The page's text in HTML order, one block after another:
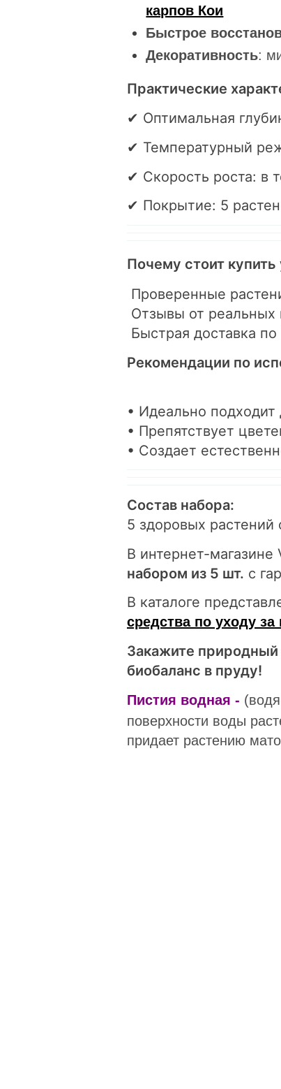
карпов Кои
Быстрое
Декоративность:
Практические
✔ Оптимальная
✔ Температурный
✔ Скорость роста: в
✔ Покрытие: 5
Почему стоит купить
Проверенные
Отзывы от
Быстрая доставка
Рекомендации по
• Идеально
• Препятствует
• Создает
Состав набора:
5 здоровых растений
В интернет-магазине
набором из 5 шт. с
В каталоге
средства по уходу
Закажите природный
биобаланс в пруду!
Пистия водная -
поверхности воды
придает растению